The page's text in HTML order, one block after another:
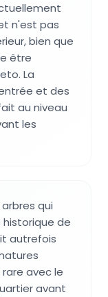
n'est pas
bien que
être
La
et des
au niveau
les
qui
de
autrefois
avec le
avant